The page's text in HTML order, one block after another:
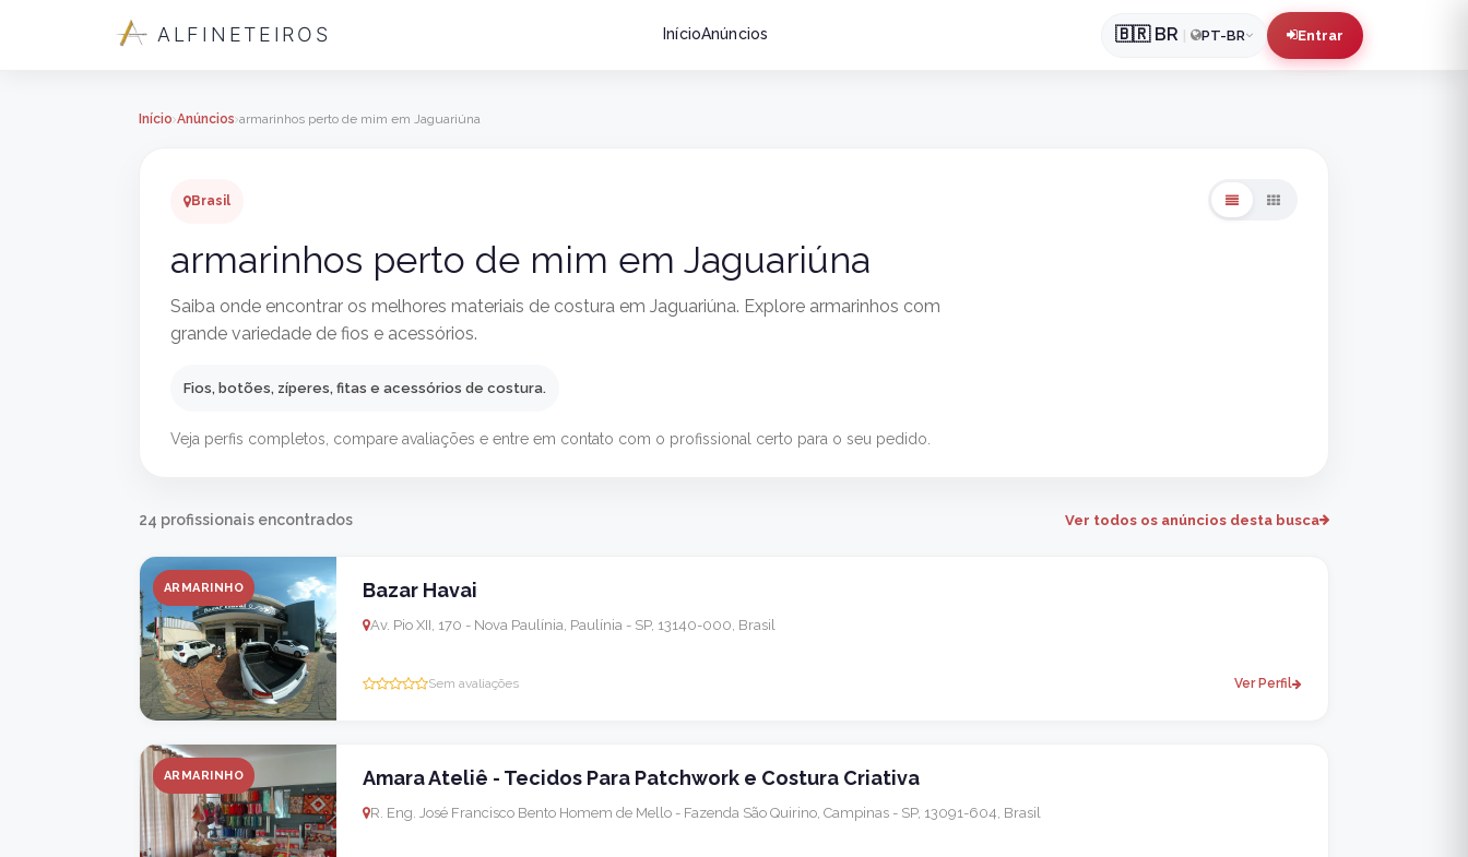
ALFINETEIROS InícioAnúncios 🇧🇷 BR | PT-BR Entrar
Início Anúncios armarinhos perto de mim em Jaguariúna
Brasil
armarinhos perto de mim em Jaguariúna
Saiba onde encontrar os melhores materiais de costura em Jaguariúna. Explore armarinhos com
grande variedade de fios e acessórios.
Fios, botões, zíperes, fitas e acessórios de costura.
Veja perfis completos, compare avaliações e entre em contato com o profissional certo para o seu pedido.
24 profissionais encontrados Ver todos os anúncios desta busca
ARMARINHO Bazar Havai
Av. Pio XII, 170 - Nova Paulínia, Paulínia - SP, 13140-000, Brasil
Sem avaliações Ver Perfil
ARMARINHO Amara Ateliê - Tecidos Para Patchwork e Costura Criativa
R. Eng. José Francisco Bento Homem de Mello - Fazenda São Quirino, Campinas - SP, 13091-604, Brasil